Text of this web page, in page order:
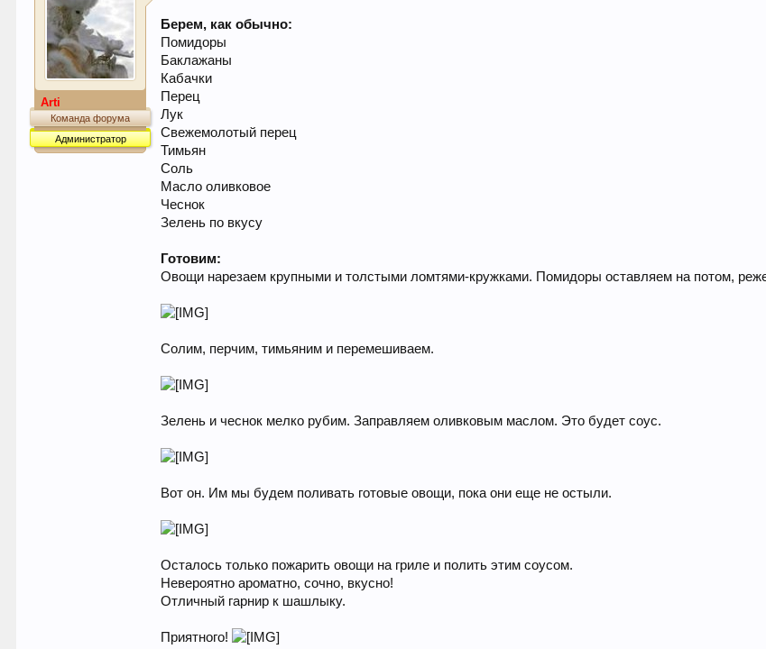
Arti
Команда форума
Администратор
Берем, как обычно:
Помидоры
Баклажаны
Кабачки
Перец
Лук
Свежемолотый перец
Тимьян
Соль
Масло оливковое
Чеснок
Зелень по вкусу
Готовим:
Овощи нарезаем крупными и толстыми ломтями-кружками. Помидоры оставляем на потом,
Солим, перчим, тимьяним и перемешиваем.
Зелень и чеснок мелко рубим. Заправляем оливковым маслом. Это будет соус.
Вот он. Им мы будем поливать готовые овощи, пока они еще не остыли.
Осталось только пожарить овощи на гриле и полить этим соусом.
Невероятно ароматно, сочно, вкусно!
Отличный гарнир к шашлыку.
Приятного!